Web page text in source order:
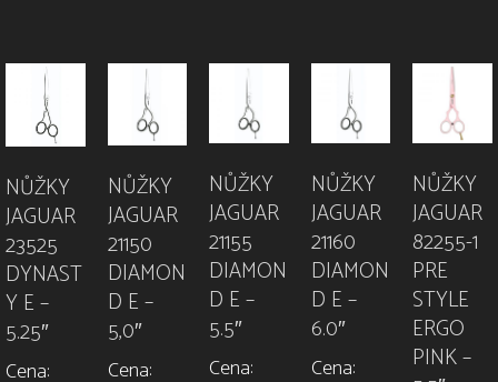
NŮŽKY
JAGUAR
23525
DYNAST
Y E –
5.25″
Cena:
NŮŽKY
JAGUAR
21150
DIAMON
D E –
5,0″
Cena:
NŮŽKY
JAGUAR
21155
DIAMON
D E –
5.5″
Cena:
NŮŽKY
JAGUAR
21160
DIAMON
D E –
6.0″
Cena:
NŮŽKY
JAGUAR
82255-1
PRE
STYLE
ERGO
PINK –